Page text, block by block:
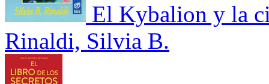
El Kybalion y la
Rinaldi, Silvia B.